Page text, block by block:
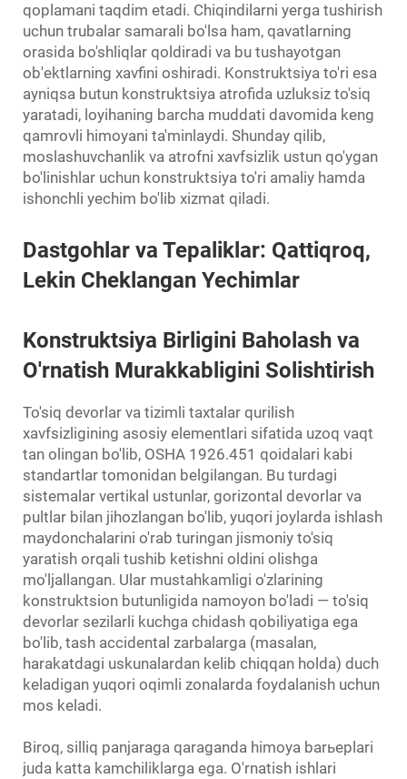
qoplamani taqdim etadi. Chiqindilarni yerga tushirish
uchun trubalar samarali bo'lsa ham, qavatlarning
orasida bo'shliqlar qoldiradi va bu tushayotgan
ob'ektlarning xavfini oshiradi. Konstruktsiya to'ri esa
ayniqsa butun konstruktsiya atrofida uzluksiz to'siq
yaratadi, loyihaning barcha muddati davomida keng
qamrovli himoyani ta'minlaydi. Shunday qilib,
moslashuvchanlik va atrofni xavfsizlik ustun qo'ygan
bo'linishlar uchun konstruktsiya to'ri amaliy hamda
ishonchli yechim bo'lib xizmat qiladi.
Dastgohlar va Tepaliklar: Qattiqroq,
Lekin Cheklangan Yechimlar
Konstruktsiya Birligini Baholash va
O'rnatish Murakkabligini Solishtirish
To'siq devorlar va tizimli taxtalar qurilish
xavfsizligining asosiy elementlari sifatida uzoq vaqt
tan olingan bo'lib, OSHA 1926.451 qoidalari kabi
standartlar tomonidan belgilangan. Bu turdagi
sistemalar vertikal ustunlar, gorizontal devorlar va
pultlar bilan jihozlangan bo'lib, yuqori joylarda ishlash
maydonchalarini o'rab turingan jismoniy to'siq
yaratish orqali tushib ketishni oldini olishga
mo'ljallangan. Ular mustahkamligi o'zlarining
konstruktsion butunligida namoyon bo'ladi — to'siq
devorlar sezilarli kuchga chidash qobiliyatiga ega
bo'lib, tash accidental zarbalarga (masalan,
harakatdagi uskunalardan kelib chiqqan holda) duch
keladigan yuqori oqimli zonalarda foydalanish uchun
mos keladi.
Biroq, silliq panjaraga qaraganda himoya barьерlari
juda katta kamchiliklarga ega. O'rnatish ishlari